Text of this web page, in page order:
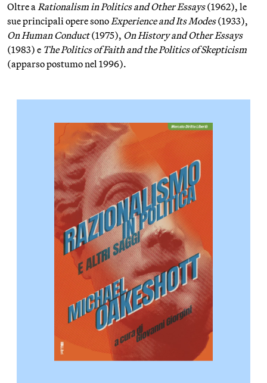
Oltre aRationalism in Politics and Other Essays(1962), le
sue principali opere sonoExperience and Its Modes(1933),
On Human Conduct(1975), On History and Other Essays
(1983) e The Politics of Faith and the Politics of Skepticism
(apparso postumo nel 1996).